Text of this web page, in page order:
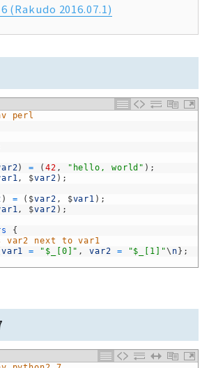
(Rakudo 2016.07.1)
perl
) = ( 42 , "hello, world" ) ;
, $var2 ) ;
) = ( $var2 , $var1 ) ;
, $var2 ) ;
{
var2 next to var1
var1 = "$_[0]" , var2 = "$_[1]"\ n} ;